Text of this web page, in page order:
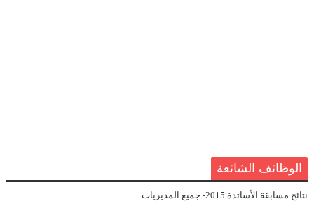
الوظائف الشائعة
نتائج مسابقة الأساتذة 2015- جميع المديريات